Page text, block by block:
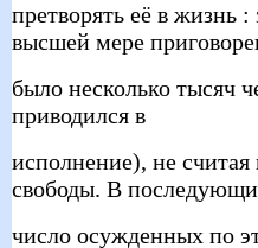
претворять её в жизнь
высшей мере
было несколько тысяч
приводился в
исполнение), не
свободы. В
число осужденных по